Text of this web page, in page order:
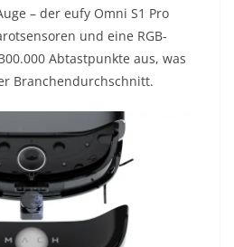
– der eufy Omni S1 Pro
und eine RGB-
Abtastpunkte aus, was
Branchendurchschnitt.